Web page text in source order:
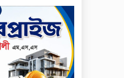
কর্মশালা ও পুরষ্কার
বিশেষ অবদান
বিশেষ সম্মাননা
গনি মিয়া বাবুল